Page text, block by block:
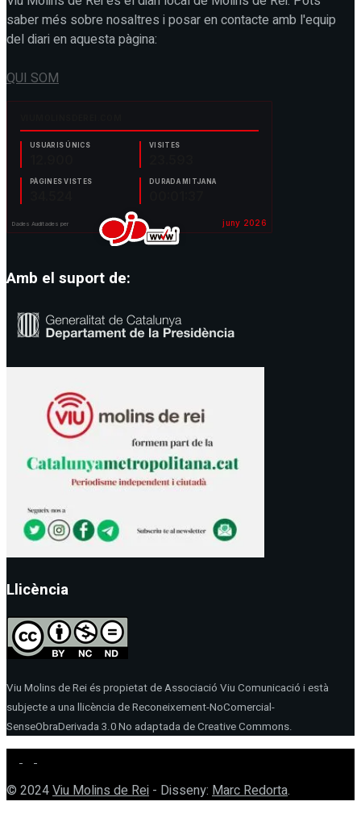
saber més sobre nosaltres i posar en contacte amb l'equip
del diari en aquesta pàgina:
QUI SOM
Amb el suport de:
Llicència
Viu Molins de Rei és propietat de Associació Viu Comunicació i està
subjecte a una llicència de Reconeixement-NoComercial-
SenseObraDerivada 3.0 No adaptada de Creative Commons.
© 2024Viu Molins de Rei - Disseny: Marc Redorta.